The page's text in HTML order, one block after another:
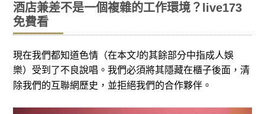
酒店兼差不是一個複雜的工作環境？live173
免費看
現在我們都知道色情（在本文J的其餘部分中指成人娛
樂）受到了不良說唱。我們必須將其隱藏在櫃子後面，清
除我們的互聯網歷史，並拒絕我們的合作夥伴。